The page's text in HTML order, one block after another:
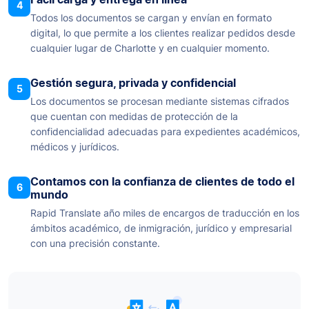
4
Todos los documentos se cargan y envían en formato
digital, lo que permite a los clientes realizar pedidos desde
cualquier lugar de Charlotte y en cualquier momento.
5 Gestión segura, privada y confidencial
Los documentos se procesan mediante sistemas cifrados
que cuentan con medidas de protección de la
confidencialidad adecuadas para expedientes académicos,
médicos y jurídicos.
6
Contamos con la confianza de clientes de todo el
mundo
Rapid Translate año miles de encargos de traducción en los
ámbitos académico, de inmigración, jurídico y empresarial
con una precisión constante.